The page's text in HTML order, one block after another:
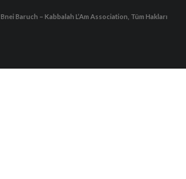
Bnei Baruch – Kabbalah L’Am Association, Tüm Hakları